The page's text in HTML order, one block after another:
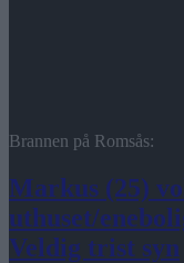
Brannen på Romsås:
Markus (25)
uthuset/
Veldig trist syn